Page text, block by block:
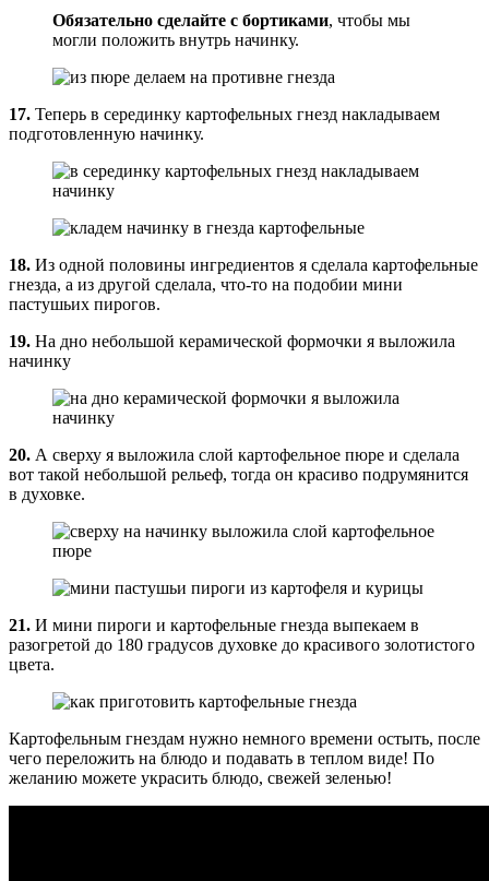
Обязательно сделайте с бортиками, чтобы мы
могли положить внутрь начинку.
17. Теперь в серединку картофельных гнезд накладываем
подготовленную начинку.
18. Из одной половины ингредиентов я сделала картофельные
гнезда, а из другой сделала, что-то на подобии мини
пастушьих пирогов.
19. На дно небольшой керамической формочки я выложила
начинку
20. А сверху я выложила слой картофельное пюре и сделала
вот такой небольшой рельеф, тогда он красиво подрумянится
в духовке.
21. И мини пироги и картофельные гнезда выпекаем в
разогретой до 180 градусов духовке до красивого золотистого
цвета.
Картофельным гнездам нужно немного времени остыть, после
чего переложить на блюдо и подавать в теплом виде! По
желанию можете украсить блюдо, свежей зеленью!